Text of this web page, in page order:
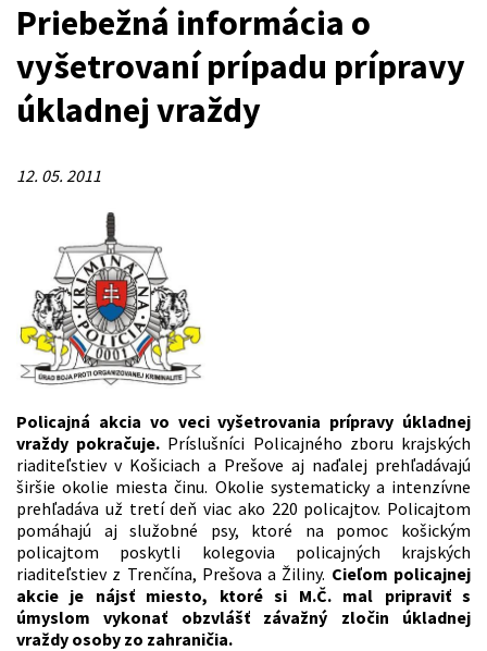
Priebežná informácia o
vyšetrovaní prípadu prípravy
úkladnej vraždy
12. 05. 2011
Policajná akcia vo veci vyšetrovania prípravy úkladnej
vraždy pokračuje. Príslušníci Policajného zboru krajských
riaditeľstiev v Košiciach a Prešove aj naďalej prehľadávajú
širšie okolie miesta činu. Okolie systematicky a intenzívne
prehľadáva už tretí deň viac ako 220 policajtov. Policajtom
pomáhajú aj služobné psy, ktoré na pomoc košickým
policajtom poskytli kolegovia policajných krajských
riaditeľstiev z Trenčína, Prešova a Žiliny. Cieľom policajnej
akcie je nájsť miesto, ktoré si M.Č. mal pripraviť s
úmyslom vykonať obzvlášť závažný zločin úkladnej
vraždy osoby zo zahraničia.